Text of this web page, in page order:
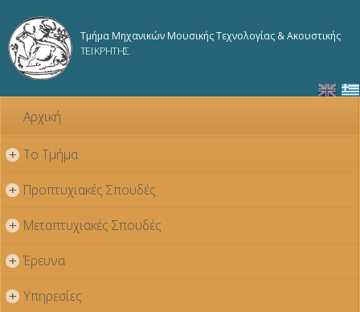
κυρίως
Τμήμα Μηχανικών Μουσικής Τεχνολογίας & Ακουστικής
ΤΕΙ ΚΡΗΤΗΣ
Αρχική
+ Το Τμήμα
+ Προπτυχιακές Σπουδές
+ Μεταπτυχιακές Σπουδές
+ Έρευνα
+ Υπηρεσίες